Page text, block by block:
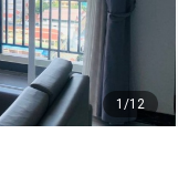
1/12